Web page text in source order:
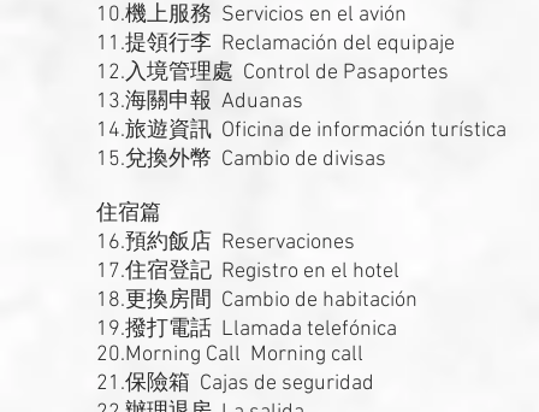
10.機上服務 Servicios en el avión
11.提領行李 Reclamación del equipaje
12.入境管理處 Control de Pasaportes
13.海關申報 Aduanas
14.旅遊資訊 Oficina de información turística
15.兌換外幣 Cambio de divisas
住宿篇
16.預約飯店 Reservaciones
17.住宿登記 Registro en el hotel
18.更換房間 Cambio de habitación
19.撥打電話 Llamada telefónica
20.Morning Call Morning call
21.保險箱 Cajas de seguridad